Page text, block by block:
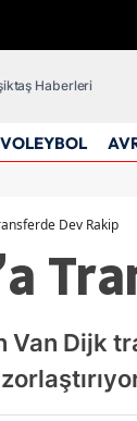
Haberleri
VOLEYBOL
Dev Rakip
Van Dijk